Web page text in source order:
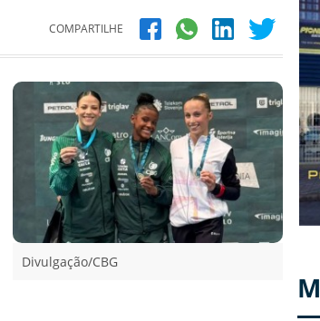
COMPARTILHE
Divulgação/CBG